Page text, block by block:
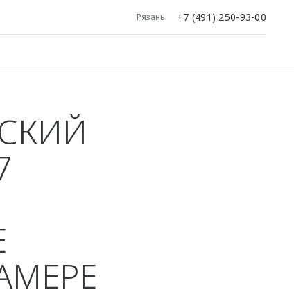
Рязань +7 (491) 250-93-00